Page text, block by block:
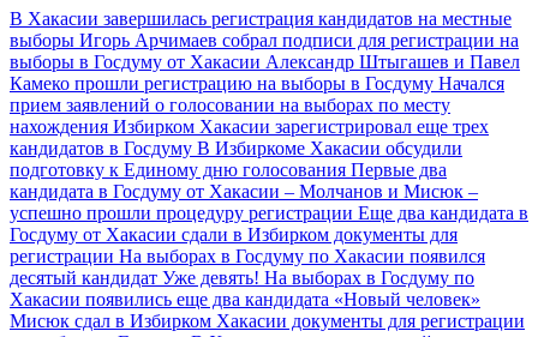
В Хакасии завершилась регистрация кандидатов на местные
выборы Игорь Арчимаев собрал подписи для регистрации на
выборы в Госдуму от Хакасии Александр Штыгашев и Павел
Камеко прошли регистрацию на выборы в Госдуму Начался
прием заявлений о голосовании на выборах по месту
нахождения Избирком Хакасии зарегистрировал еще трех
кандидатов в Госдуму В Избиркоме Хакасии обсудили
подготовку к Единому дню голосования Первые два
кандидата в Госдуму от Хакасии – Молчанов и Мисюк –
успешно прошли процедуру регистрации Еще два кандидата в
Госдуму от Хакасии сдали в Избирком документы для
регистрации На выборах в Госдуму по Хакасии появился
десятый кандидат Уже девять! На выборах в Госдуму по
Хакасии появились еще два кандидата «Новый человек»
Мисюк сдал в Избирком Хакасии документы для регистрации